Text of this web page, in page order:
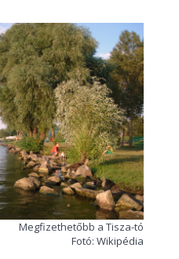
Megfizethetőbb a Tisza-tó
Fotó: Wikipédia